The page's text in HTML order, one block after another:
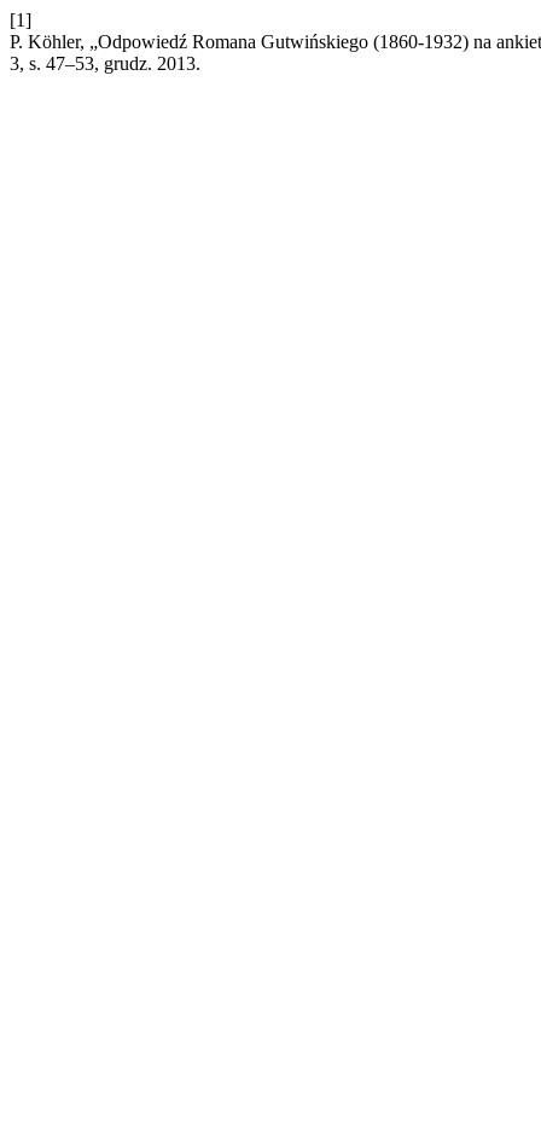
[1]
P. Köhler, „Odpowiedź Romana Gutwińskiego (1860-1932) na
3, s. 47–53, grudz. 2013.